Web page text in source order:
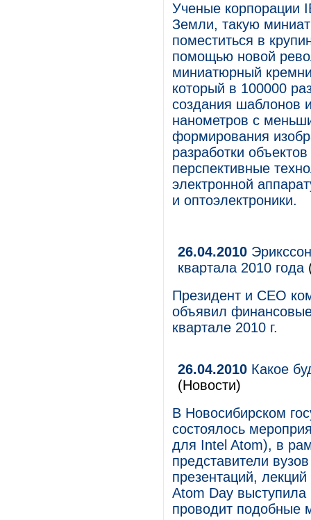
Ученые корпорации
Земли, такую
поместиться в
помощью новой
миниатюрный
который в 100000
создания шаблонов
нанометров с
формирования
разработки
перспективные
электронной
и оптоэлектроники.
26.04.2010
квартала 2010 года
Президент и CEO
объявил
квартале 2010 г.
26.04.2010 Какое
(Новости)
В Новосибирском
состоялось
для Intel Atom), в
представители
презентаций,
Atom Day выступила
проводит подобные